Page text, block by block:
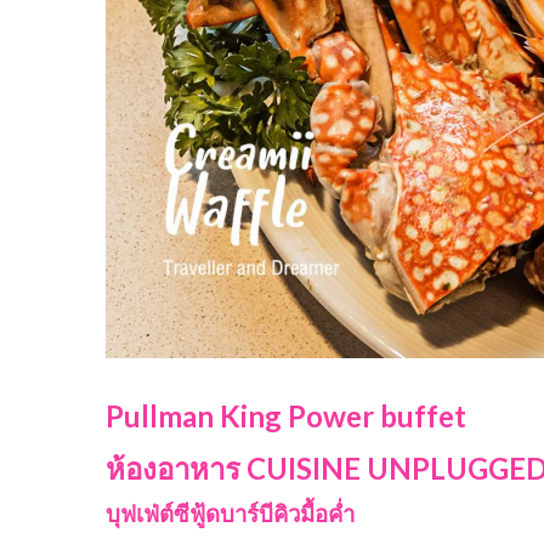
Pullman King Power buffet
ห้องอาหาร CUISINE
บุฟเฟ่ต์ซีฟู้ดบาร์บีคิวมื้อค่ำ